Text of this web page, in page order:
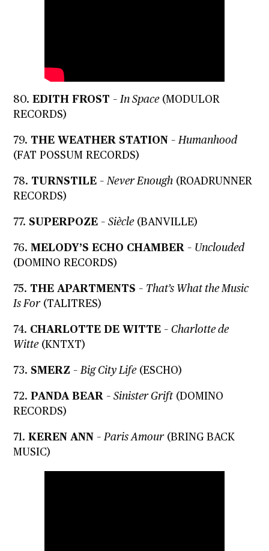
80.EDITH FROST –In Space(MODULOR
RECORDS)
79. THE WEATHER STATION –Humanhood
(FAT POSSUM RECORDS)
78. TURNSTILE –Never Enough (ROADRUNNER
RECORDS)
77. SUPERPOZE –Siècle(BANVILLE)
76.MELODY’S ECHO CHAMBER – Unclouded
(DOMINO RECORDS)
75. THE APARTMENTS – That’s What the Music
Is For(TALITRES)
74. CHARLOTTE DE WITTE –Charlotte de
Witte(KNTXT)
73. SMERZ –Big City Life(ESCHO)
72.PANDA BEAR –Sinister Grift(DOMINO
RECORDS)
71.KEREN ANN –Paris Amour(BRING BACK
MUSIC)